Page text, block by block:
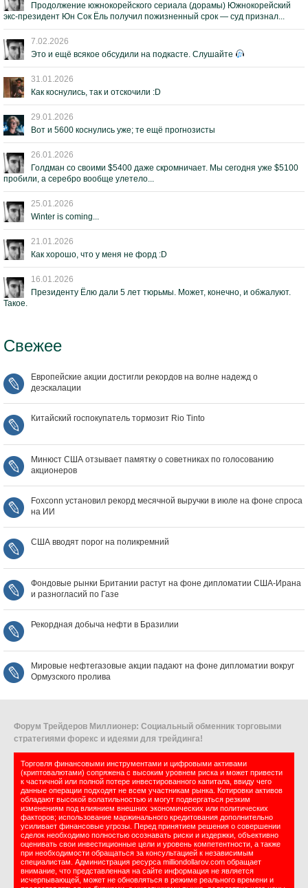
Продолжение южнокорейского сериала (дорамы) Южнокорейский
экс-президент Юн Сок Ёль получил пожизненный срок — суд признал...
7.02.2026
Это и ещё всякое обсудили на подкасте. Слушайте
31.01.2026
Как коснулись, так и отскочили :D
29.01.2026
Вот и 5600 коснулись уже; те ещё прогнозисты
26.01.2026
Голдман со своими $5400 даже скромничает. Мы сегодня уже $5100
пробили, а серебро вообще улетело...
25.01.2026
Winter is coming...
21.01.2026
Как хорошо, что у меня не форд :D
16.01.2026
Президенту Ёлю дали 5 лет тюрьмы. Может, конечно, и обжалуют.
Такое.
Свежее
Европейские акции достигли рекордов на волне надежд о
деэскалации
Китайский госпокупатель тормозит Rio Tinto
Минюст США отзывает памятку о советниках по голосованию
акционеров
Foxconn установил рекорд месячной выручки в июле на фоне спроса
на ИИ
США вводят порог на поликремний
Фондовые рынки Британии растут на фоне дипломатии США‑Ирана
и разногласий по Газе
Рекордная добыча нефти в Бразилии
Мировые нефтегазовые акции падают на фоне дипломатии вокруг
Ормузского пролива
Форум Трейдеров Миллионер: Социальный обменник торговыми
стратегиями форекс и идеями для трейдинга!
Торговля финансовыми инструментами и цифровыми активами
(криптовалютами) сопряжена с высоким уровнем риска и может привести
к частичной или полной потере инвестированного капитала, ввиду чего
данные операции подходят не всем участникам рынка. Котировки активов
обладают высокой волатильностью и могут подвергаться резким
изменениям под влиянием внешних экономических или политических
факторов; использование маржинального кредитования дополнительно
усиливает финансовые угрозы. Перед принятием решения о совершении
сделок необходимо полностью осознавать риски и издержки, объективно
оценивать свои инвестиционные цели и уровень компетентности, а также
при необходимости обращаться за консультацией к независимым
специалистам. Администрация ресурса milliondollarov.com обращает
внимание, что представленная на сайте информация не является
исчерпывающей, может не обновляться в режиме реального времени и